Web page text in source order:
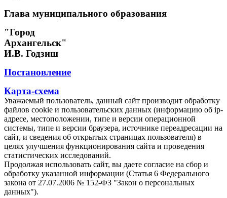
Глава муниципального образования
"Город
Архангельск"
И.В. Годзиш
Постановление
Карта-схема
Уважаемый пользователь, данный сайт производит обработку
файлов cookie и пользовательских данных (информацию об ip-
адресе, местоположении, типе и версии операционной
системы, типе и версии браузера, источнике переадресации на
сайт, и сведения об открытых страницах пользователя) в
целях улучшения функционирования сайта и проведения
статистических исследований.
Продолжая использовать сайт, вы даете согласие на сбор и
обработку указанной информации (Статья 6 Федерального
закона от 27.07.2006 № 152-ФЗ "Закон о персональных
данных").